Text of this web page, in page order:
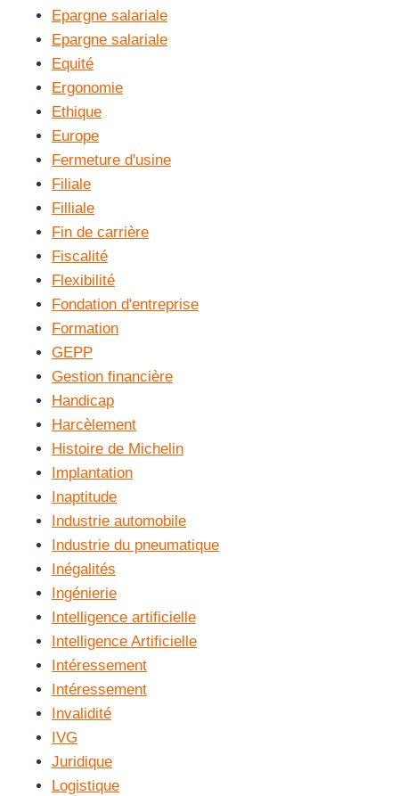
Epargne salariale
Epargne salariale
Equité
Ergonomie
Ethique
Europe
Fermeture d'usine
Filiale
Filliale
Fin de carrière
Fiscalité
Flexibilité
Fondation d'entreprise
Formation
GEPP
Gestion financière
Handicap
Harcèlement
Histoire de Michelin
Implantation
Inaptitude
Industrie automobile
Industrie du pneumatique
Inégalités
Ingénierie
Intelligence artificielle
Intelligence Artificielle
Intéressement
Intéressement
Invalidité
IVG
Juridique
Logistique